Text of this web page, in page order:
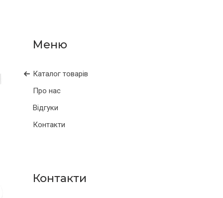
Каталог товарів
Про нас
Відгуки
Контакти
Контакти